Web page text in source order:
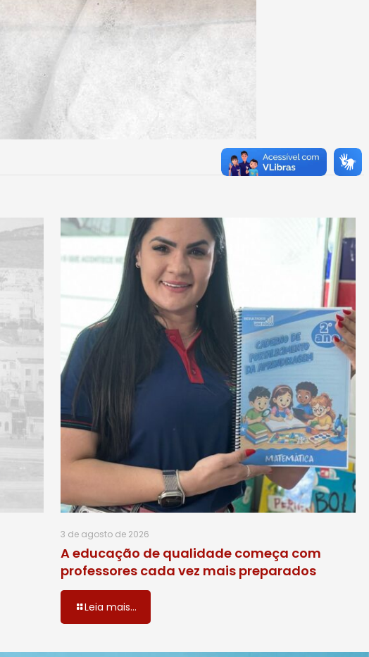
3 de agosto de 2026
A educação de qualidade começa com
professores cada vez mais preparados
Leia mais...